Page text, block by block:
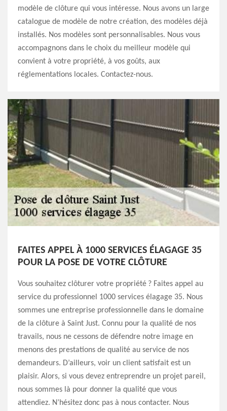
modèle de clôture qui vous intéresse. Nous avons un large
catalogue de modèle de notre création, des modèles déjà
installés. Nos modèles sont personnalisables. Nous vous
accompagnons dans le choix du meilleur modèle qui
convient à votre propriété, à vos goûts, aux
réglementations locales. Contactez-nous.
FAITES APPEL À 1000 SERVICES ÉLAGAGE 35
POUR LA POSE DE VOTRE CLÔTURE
Vous souhaitez clôturer votre propriété ? Faites appel au
service du professionnel 1000 services élagage 35. Nous
sommes une entreprise professionnelle dans le domaine
de la clôture à Saint Just. Connu pour la qualité de nos
travails, nous ne cessons de défendre notre image en
menons des prestations de qualité au service de nos
demandeurs. D’ailleurs, voir un client satisfait est un
plaisir. Alors, si vous devez entreprendre un projet pareil,
nous sommes là pour donner la qualité que vous
attendiez. N’hésitez donc pas à nous contacter. Nous